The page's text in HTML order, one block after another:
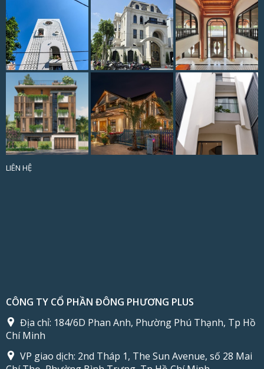
LIÊN HỆ
CÔNG TY CỔ PHẦN ĐÔNG PHƯƠNG PLUS
Địa chỉ: 184/6D Phan Anh, Phường Phú Thạnh, Tp Hồ
Chí Minh
VP giao dịch: 2nd Tháp 1, The Sun Avenue, số 28 Mai